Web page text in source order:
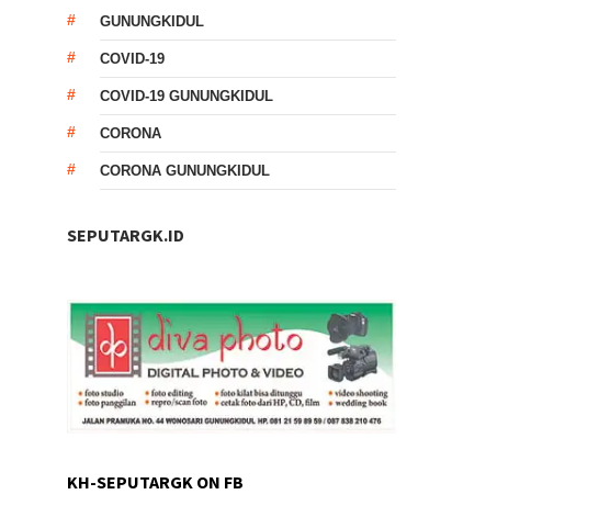
GUNUNGKIDUL
COVID-19
COVID-19 GUNUNGKIDUL
CORONA
CORONA GUNUNGKIDUL
SEPUTARGK.ID
KH-SEPUTARGK ON FB